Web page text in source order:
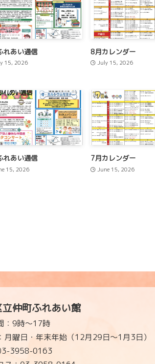
れあい通信
15, 2026
8月カレンダー
July 15, 2026
れあい通信
15, 2026
7月カレンダー
June 15, 2026
仲町ふれあい館
：9時～17時
月曜日・年末年始（12月29日～1月3日）
3958-0163